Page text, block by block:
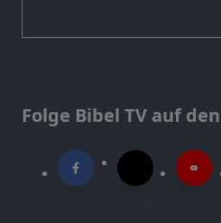
Folge Bibel TV auf